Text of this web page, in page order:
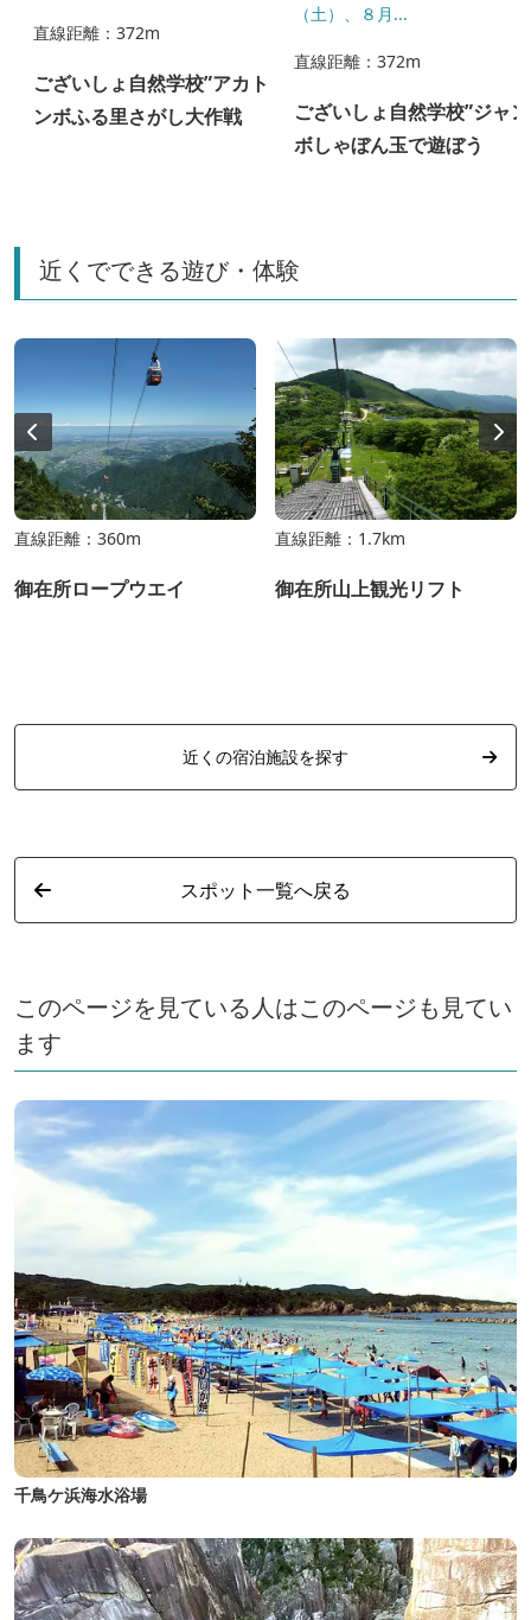
直線距離：372m
ございしょ自然学校”アカト
ンボふる里さがし大作戦
（土）、８月...
直線距離：372m
ございしょ自然学校”ジャン
ボしゃぼん玉で遊ぼう
近くでできる遊び・体験
直線距離：360m
御在所ロープウエイ
直線距離：1.7km
御在所山上観光リフト
近くの宿泊施設を探す
スポット一覧へ戻る
このページを見ている人はこのページも見てい
ます
千鳥ケ浜海水浴場